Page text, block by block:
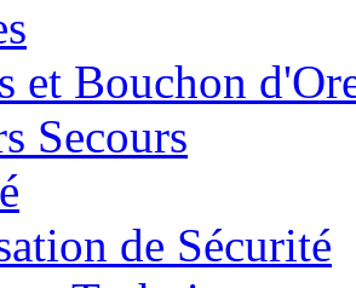
et Bouchon
Secours
de Sécurité